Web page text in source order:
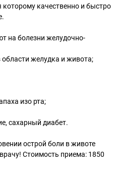
качественно и быстро
на болезни желудочно-
желудка и живота;
изо рта;
сахарный диабет.
острой боли в животе
Стоимость приема: 1850